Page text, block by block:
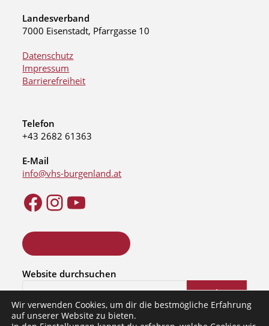
Landesverband
7000 Eisenstadt, Pfarrgasse 10
Datenschutz
Impressum
Barrierefreiheit
Telefon
+43 2682 61363
E-Mail
info@vhs-burgenland.at
Website durchsuchen
Suchen
Wir verwenden Cookies, um dir die bestmögliche Erfahrung
auf unserer Website zu bieten.